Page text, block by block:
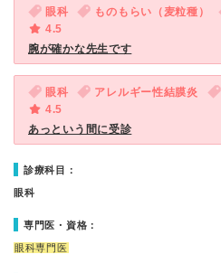
眼科 ものもらい（麦粒種）
4.5
腕が確かな先生です
眼科 アレルギー性結膜炎
4.5
あっという間に受診
診療科目：
眼科
専門医・資格：
眼科専門医